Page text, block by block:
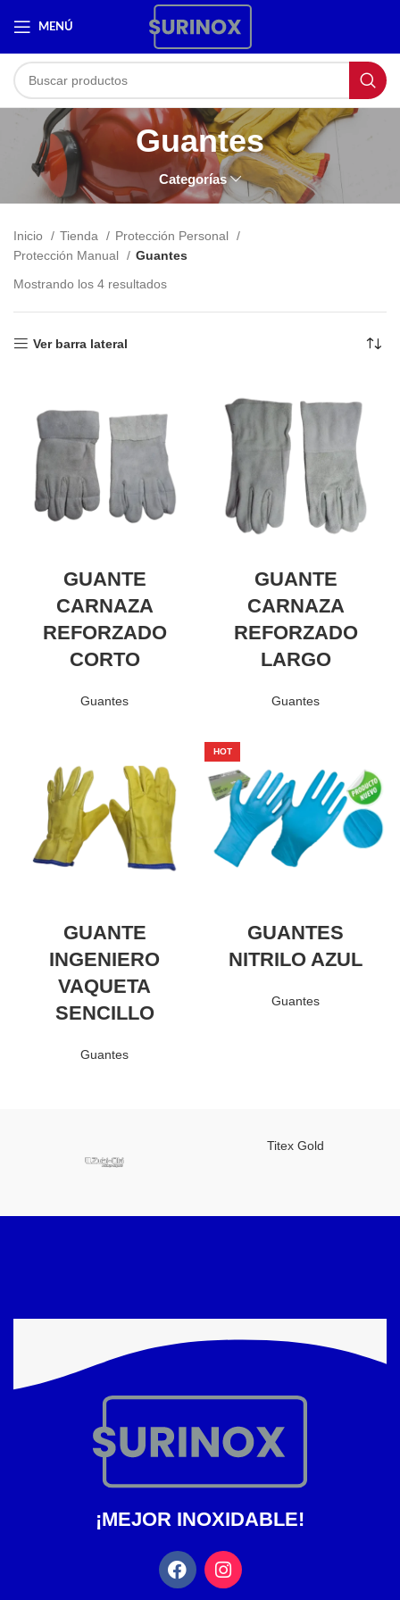
MENÚ
Guantes
Categorías
Inicio Tienda
Protección Personal
Protección Manual
Guantes
Mostrando los 4 resultados
Ver barra lateral
GUANTE
CARNAZA
REFORZADO
CORTO
Guantes
GUANTE
CARNAZA
REFORZADO
LARGO
Guantes
GUANTE
INGENIERO
VAQUETA
SENCILLO
Guantes
HOT
GUANTES
NITRILO AZUL
Guantes
Titex Gold
¡MEJOR INOXIDABLE!